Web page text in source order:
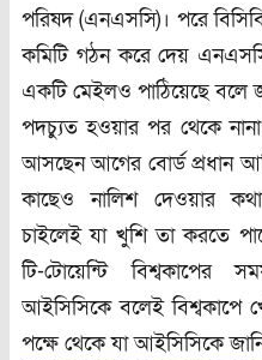
পরিষদ (এনএসসি)। পরে
কমিটি গঠন করে দেয়
একটি মেইলও পাঠিয়েছে বলে
পদচ্যুত হওয়ার পর থেকে
আসছেন আগের বোর্ড প্রধান
কাছেও নালিশ দেওয়ার
চাইলেই যা খুশি তা করতে
টি-টোয়েন্টি বিশ্বকাপের
আইসিসিকে বলেই বিশ্বকাপে
পক্ষে থেকে যা আইসিসিকে